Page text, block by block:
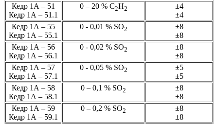
Кедр 1А – 51
Кедр 1А – 51.1
0 – 20 % С2Н2
±4
±4
Кедр 1А – 55
Кедр 1А – 55.1
0 - 0,01 % SО2
±8
±8
Кедр 1А – 56
Кедр 1А – 56.1
0 - 0,02 % SО2
±8
±8
Кедр 1А – 57
Кедр 1А – 57.1
0 - 0,05 % SО2
±5
±5
Кедр 1А – 58
Кедр 1А – 58.1
0 – 0,1 % SО2
±8
±8
Кедр 1А – 59
Кедр 1А – 59.1
0 – 0,2 % SО2
±8
±8